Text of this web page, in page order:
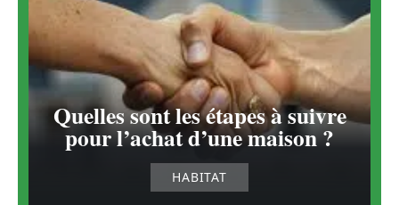
Quelles sont les étapes à suivre
pour l’achat d’une maison ?
HABITAT